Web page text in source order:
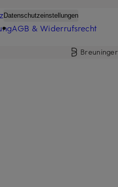
Datenschutzeinstellungen
AGB & Widerrufsrecht
Breuninger